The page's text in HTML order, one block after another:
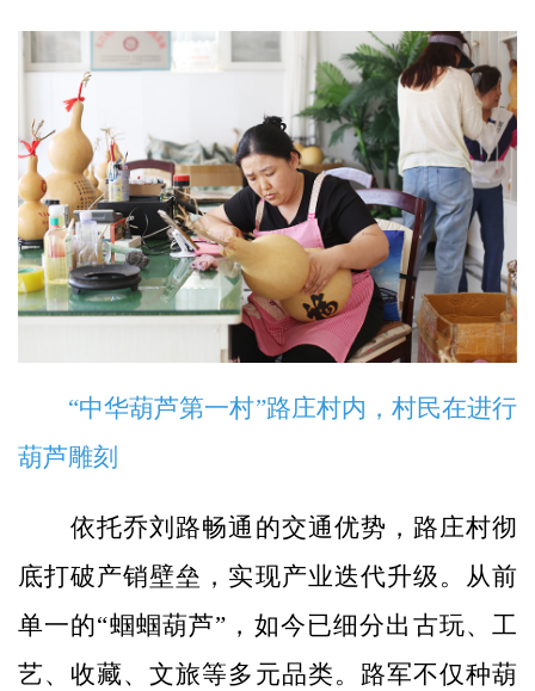
“中华葫芦第一村”路庄村内，村民在进行
葫芦雕刻
依托乔刘路畅通的交通优势，路庄村彻
底打破产销壁垒，实现产业迭代升级。从前
单一的“蝈蝈葫芦”，如今已细分出古玩、工
艺、收藏、文旅等多元品类。路军不仅种葫